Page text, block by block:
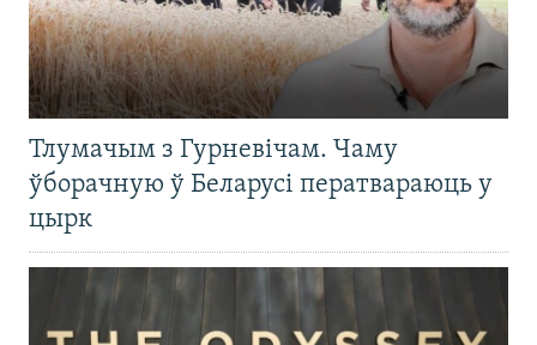
Тлумачым з Гурневічам. Чаму
ўборачную ў Беларусі ператвараюць у
цырк